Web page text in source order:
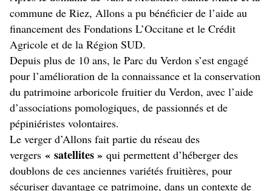
commune de Riez, Allons a pu bénéficier de l’aide au
financement des Fondations L’Occitane et le Crédit
Agricole et de la Région SUD.
Depuis plus de 10 ans, le Parc du Verdon s’est engagé
pour l’amélioration de la connaissance et la conservation
du patrimoine arboricole fruitier du Verdon, avec l’aide
d’associations pomologiques, de passionnés et de
pépiniéristes volontaires.
Le verger d’Allons fait partie du réseau des
vergers « satellites » qui permettent d’héberger des
doublons de ces anciennes variétés fruitières, pour
sécuriser davantage ce patrimoine, dans un contexte de